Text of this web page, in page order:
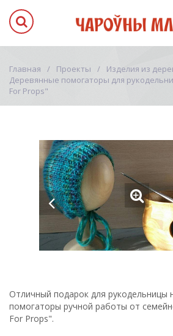
Главная Проекты
Изделия из
Деревянные помогаторы для
For Props"
Отличный подарок для рукодельницы
помогаторы ручной работы от
For Props".